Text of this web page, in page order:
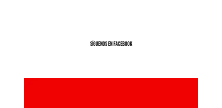
SíGUENOS EN FACEBOOK